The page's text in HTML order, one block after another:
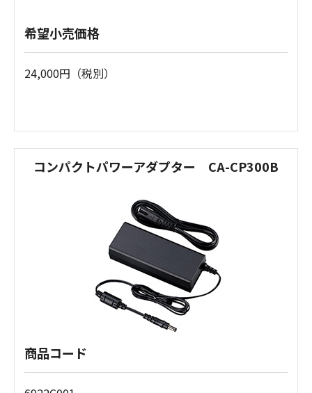
希望小売価格
24,000円（税別）
コンパクトパワーアダプター CA-CP300B
商品コード